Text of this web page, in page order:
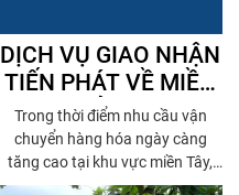
DỊCH VỤ GIAO NHẬN
TIẾN PHÁT VỀ MIỀN
TÂY – GIẢI PHÁP ƯU
VIỆT ĐƯỢC KHÁCH
HÀNG ƯA CHUỘNG
Trong thời điểm nhu cầu vận
chuyển hàng hóa ngày càng
tăng cao tại khu vực miền Tây,
dịch vụ giao nhận hàng hóa của